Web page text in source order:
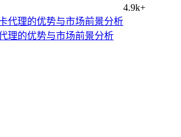
4.9k+
理的优势与市场前景分析